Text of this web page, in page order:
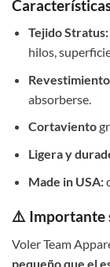
Tejido Stratus:
hilos,
absorberse.
Cortaviento
Ligera y
Made in USA:
⚠️ Importante
Voler Team
pequeño que el